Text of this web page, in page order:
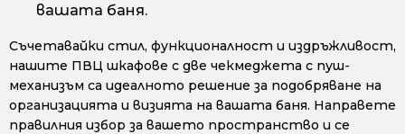
вашата баня.
Съчетавайки стил, функционалност и издръжливост,
нашите ПВЦ шкафове с две чекмеджета с пуш-
механизъм са идеалното решение за подобряване на
организацията и визията на вашата баня. Направете
правилния избор за вашето пространство и се